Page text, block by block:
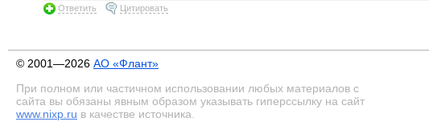
Ответить Цитировать
© 2001—2026 АО «Флант»
При полном или частичном использовании любых материалов с
сайта вы обязаны явным образом указывать гиперссылку на сайт
www.nixp.ru в качестве источника.